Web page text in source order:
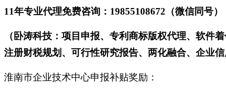
11年专业代理免费咨询：19855108672（微信同号）
（卧涛科技：项目申报、专利商标版权代理、软件
注册财税规划、可行性研究报告、两化融合、企业
淮南市企业技术中心申报补贴奖励：